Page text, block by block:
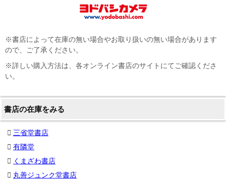
※書店によって在庫の無い場合やお取り扱いの無い場合があります
ので、ご了承ください。
※詳しい購入方法は、各オンライン書店のサイトにてご確認くださ
い。
書店の在庫をみる
三省堂書店
有隣堂
くまざわ書店
丸善ジュンク堂書店